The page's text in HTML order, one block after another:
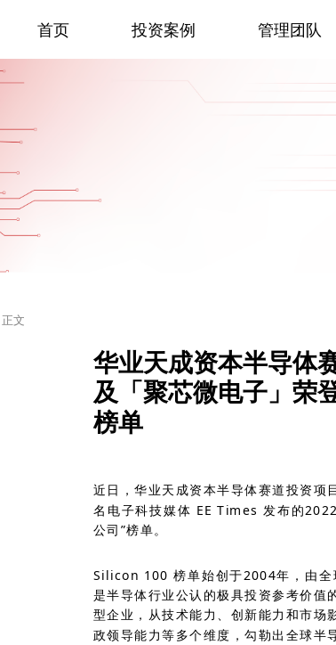
首页 投资案例 管理团队
正文
华业天成资本半导体
及「聚芯微电子」荣
榜单
近日，华业天成资本半导体赛道投资项
名电子科技媒体 EE Times 发布的
公司”榜单。
Silicon 100 榜单始创于2004年，由全
是半导体行业公认的极具投资参考价值
型企业，从技术能力、创新能力和市场
政领导能力等多个维度，勾勒出全球半